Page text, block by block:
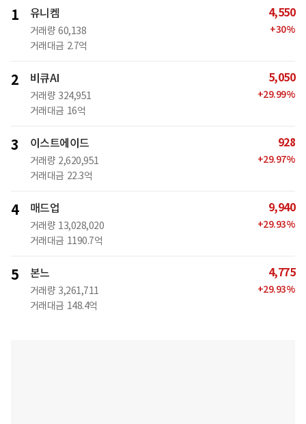
1 유니켐
거래량 60,138
거래대금 2.7억
4,550
+30%
2 비큐AI
거래량 324,951
거래대금 16억
5,050
+29.99%
3 이스트에이드
거래량 2,620,951
거래대금 22.3억
928
+29.97%
4 매드업
거래량 13,028,020
거래대금 1190.7억
9,940
+29.93%
5 본느
거래량 3,261,711
거래대금 148.4억
4,775
+29.93%